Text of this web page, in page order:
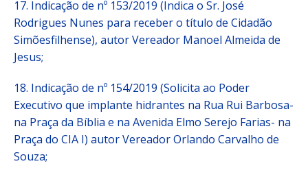
17. Indicação de nº 153/2019 (Indica o Sr. José
Rodrigues Nunes para receber o título de Cidadão
Simõesfilhense), autor Vereador Manoel Almeida de
Jesus;
18. Indicação de nº 154/2019 (Solicita ao Poder
Executivo que implante hidrantes na Rua Rui Barbosa-
na Praça da Bíblia e na Avenida Elmo Serejo Farias- na
Praça do CIA I) autor Vereador Orlando Carvalho de
Souza;